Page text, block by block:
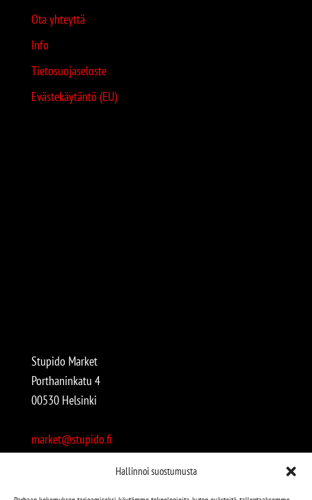
Hallinnoi suostumusta
Ota yhteyttä
Info
Tietosuojaseloste
Evästekäytäntö (EU)
Stupido Market
Porthaninkatu 4
00530 Helsinki
market@stupido.fi